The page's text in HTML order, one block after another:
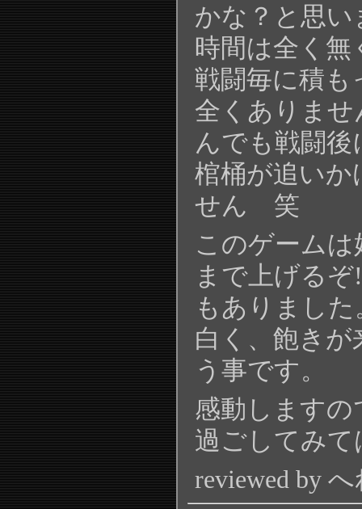
かな？と思
時間は全く無
戦闘毎に積
全くありませ
んでも戦闘
棺桶が追いか
せん 笑
このゲーム
まで上げる
もありまし
白く、飽き
う事です。
感動します
過ごしてみ
reviewed by